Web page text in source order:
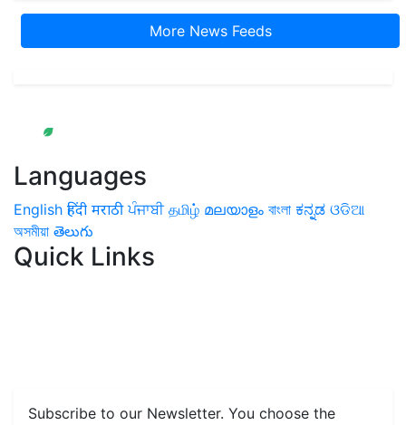
More News Feeds
Languages
English हिंदी मराठी ਪੰਜਾਬੀ தமிழ் മലയാളം বাংলা ಕನ್ನಡ ଓଡିଆ
অসমীয়া తెలుగు
Quick Links
Subscribe to our Newsletter. You choose the